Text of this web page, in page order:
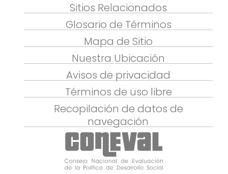
Sitios Relacionados
Glosario de Términos
Mapa de Sitio
Nuestra Ubicación
Avisos de privacidad
Términos de uso libre
Recopilación de datos de
navegación